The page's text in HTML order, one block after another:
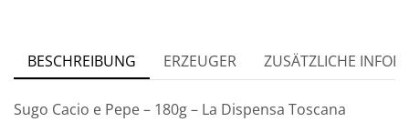
BESCHREIBUNG ERZEUGER ZUSÄTZLICHE
Sugo Cacio e Pepe – 180g – La Dispensa Toscana